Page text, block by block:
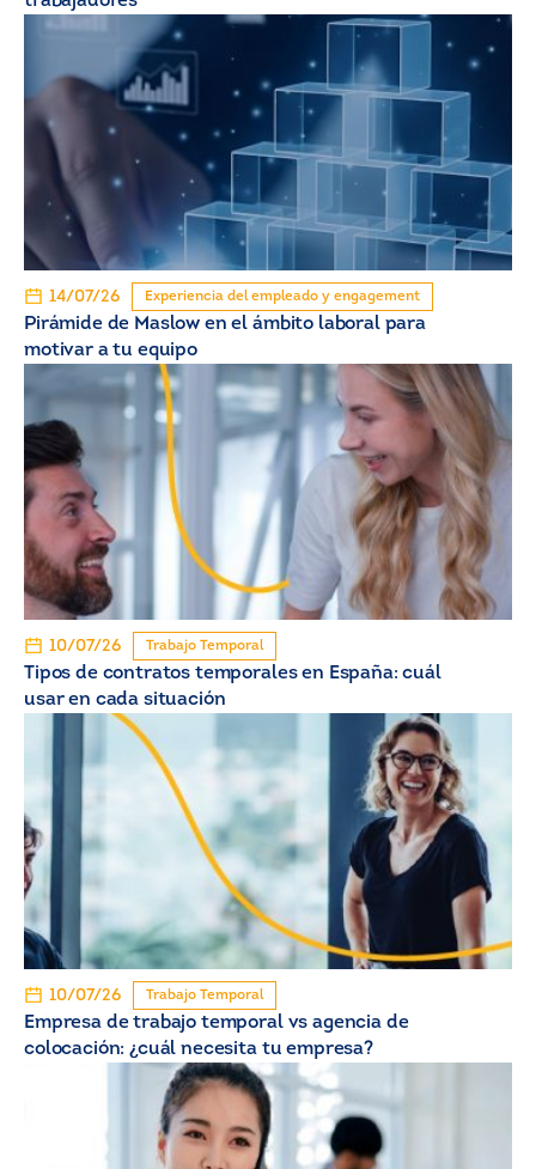
14/07/26 Experiencia del empleado y engagement
Pirámide de Maslow en el ámbito laboral para
motivar a tu equipo
10/07/26 Trabajo Temporal
Tipos de contratos temporales en España: cuál
usar en cada situación
10/07/26 Trabajo Temporal
Empresa de trabajo temporal vs agencia de
colocación: ¿cuál necesita tu empresa?